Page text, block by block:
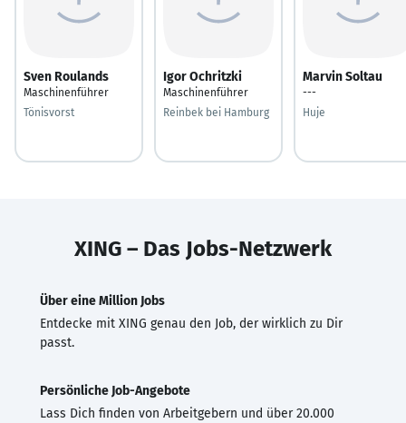
Sven Roulands
Maschinenführer
Tönisvorst
Igor Ochritzki
Maschinenführer
Reinbek bei Hamburg
Marvin Soltau
---
Huje
XING – Das Jobs-Netzwerk
Über eine Million Jobs
Entdecke mit XING genau den Job, der wirklich zu Dir
passt.
Persönliche Job-Angebote
Lass Dich finden von Arbeitgebern und über 20.000